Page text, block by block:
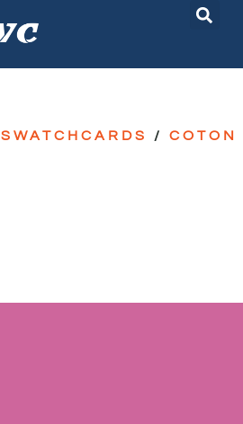
SWATCHCARDS / COTON